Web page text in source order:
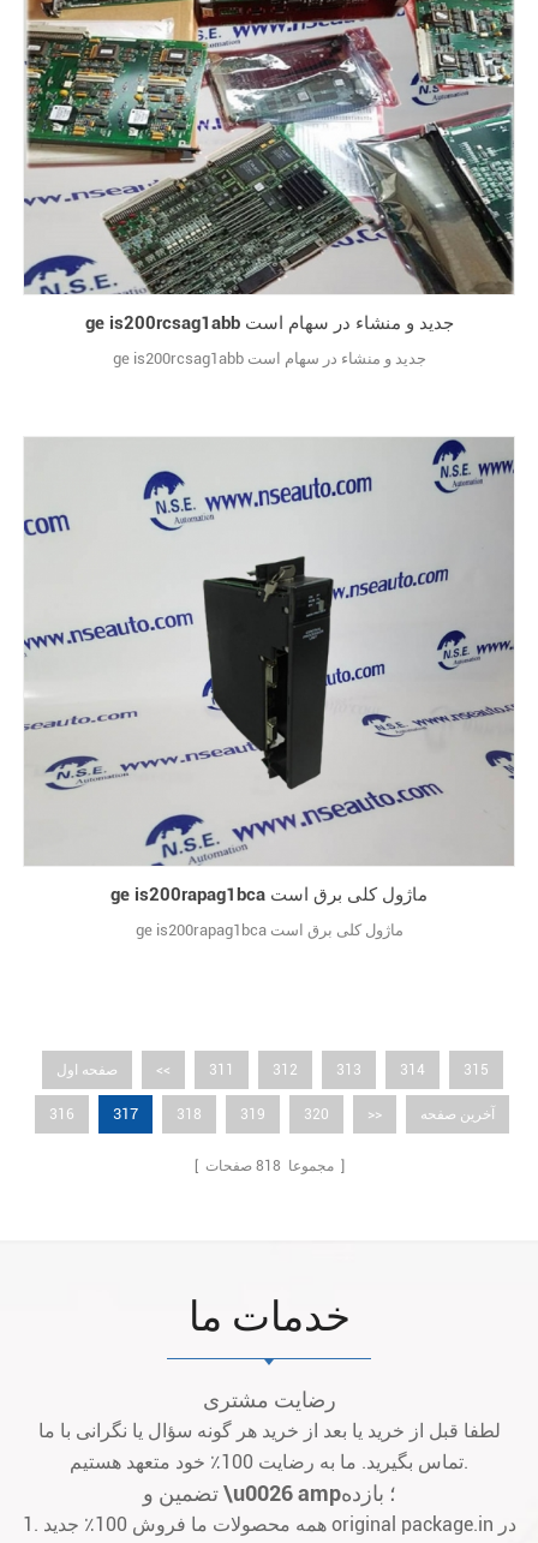
ge is200rcsag1abb جدید و منشاء در سهام است
ge is200rcsag1abb جدید و منشاء در سهام است
ge is200rapag1bca ماژول کلی برق است
ge is200rapag1bca ماژول کلی برق است
صفحه اول << 311 312 313 314 315
316 317 318 319 320 >> آخرین صفحه
[ مجموعا 818 صفحات ]
خدمات ما
رضایت مشتری
لطفا قبل از خرید یا بعد از خرید هر گونه سؤال یا نگرانی با ما
تماس بگیرید. ما به رضایت 100٪ خود متعهد هستیم.
تضمین و \u0026 amp؛ بازده
1. همه محصولات ما فروش 100٪ جدید original package.in در